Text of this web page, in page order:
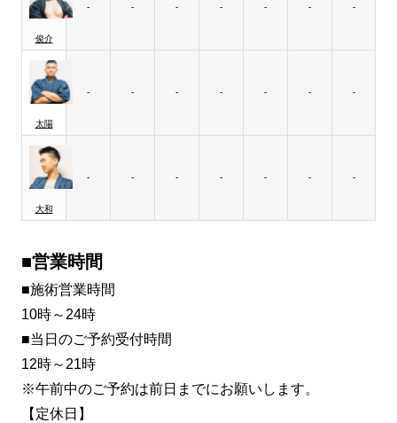
俊介
- - - - - - -
太陽
- - - - - - -
大和
- - - - - - -
■営業時間
■施術営業時間
10時～24時
■当日のご予約受付時間
12時～21時
※午前中のご予約は前日までにお願いします。
【定休日】